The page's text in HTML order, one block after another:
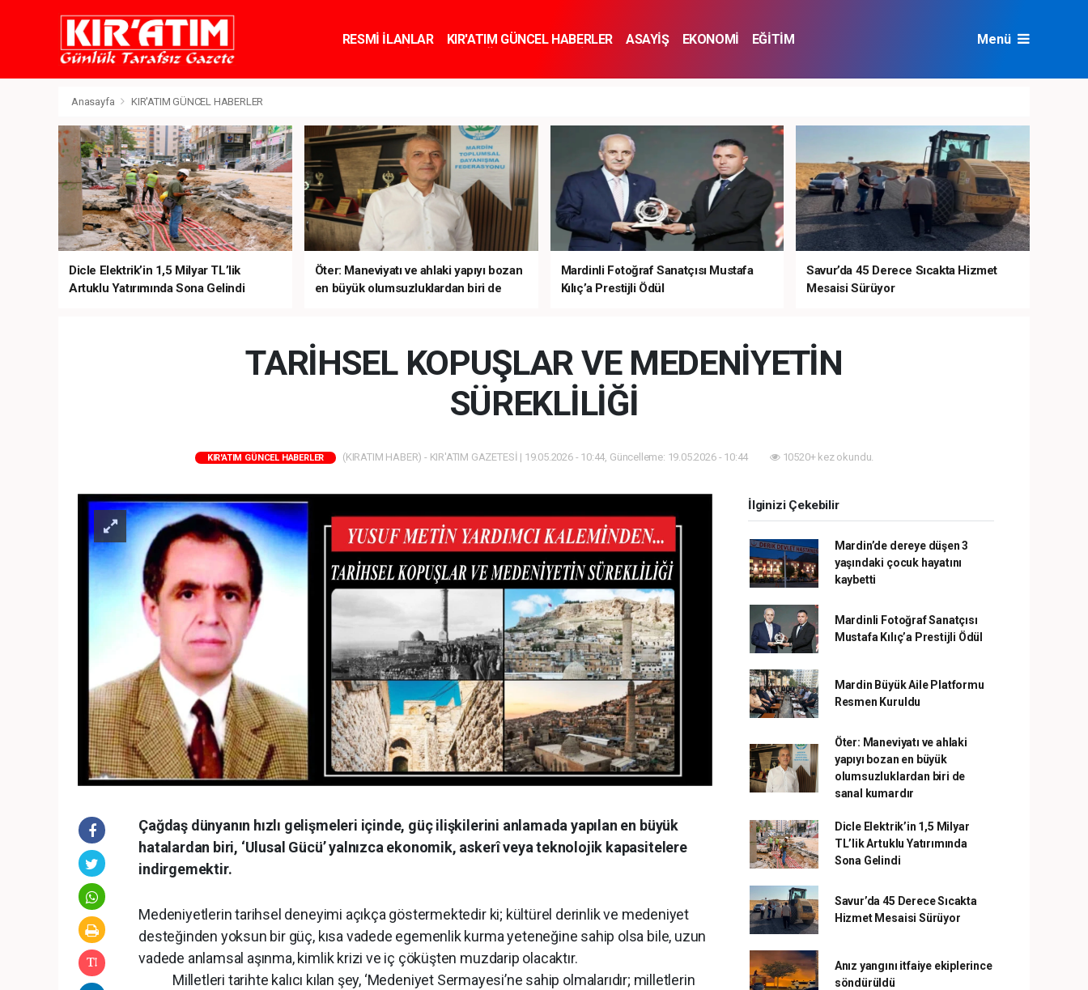
RESMİ İLANLAR KIR'ATIM GÜNCEL HABERLER ASAYİŞ EKONOMİ
EĞİTİM
Menü
Anasayfa KIR'ATIM GÜNCEL HABERLER
Dicle Elektrik’in 1,5 Milyar TL’lik
Artuklu Yatırımında Sona Gelindi
Öter: Maneviyatı ve ahlaki yapıyı bozan
en büyük olumsuzluklardan biri de
Mardinli Fotoğraf Sanatçısı Mustafa
Kılıç’a Prestijli Ödül
Savur’da 45 Derece Sıcakta Hizmet
Mesaisi Sürüyor
TARİHSEL KOPUŞLAR VE MEDENİYETİN
SÜREKLİLİĞİ
KIR'ATIM GÜNCEL HABERLER (KIRATIM HABER) - KIR'ATIM GAZETESİ | 19.05.2026 - 10:44, Güncelleme: 19.05.2026 - 10:44 10520+ kez okundu.
Çağdaş dünyanın hızlı gelişmeleri içinde, güç ilişkilerini anlamada yapılan en büyük
hatalardan biri, ‘Ulusal Gücü’ yalnızca ekonomik, askerî veya teknolojik kapasitelere
indirgemektir.
Medeniyetlerin tarihsel deneyimi açıkça göstermektedir ki; kültürel derinlik ve medeniyet
desteğinden yoksun bir güç, kısa vadede egemenlik kurma yeteneğine sahip olsa bile, uzun
vadede anlamsal aşınma, kimlik krizi ve iç çöküşten muzdarip olacaktır.
Milletleri tarihte kalıcı kılan şey, ‘Medeniyet Sermayesi’ne sahip olmalarıdır; milletlerin
İlginizi Çekebilir
Mardin’de dereye düşen 3
yaşındaki çocuk hayatını
kaybetti
Mardinli Fotoğraf Sanatçısı
Mustafa Kılıç’a Prestijli Ödül
Mardin Büyük Aile Platformu
Resmen Kuruldu
Öter: Maneviyatı ve ahlaki
yapıyı bozan en büyük
olumsuzluklardan biri de
sanal kumardır
Dicle Elektrik’in 1,5 Milyar
TL’lik Artuklu Yatırımında
Sona Gelindi
Savur’da 45 Derece Sıcakta
Hizmet Mesaisi Sürüyor
Anız yangını itfaiye ekiplerince
söndürüldü